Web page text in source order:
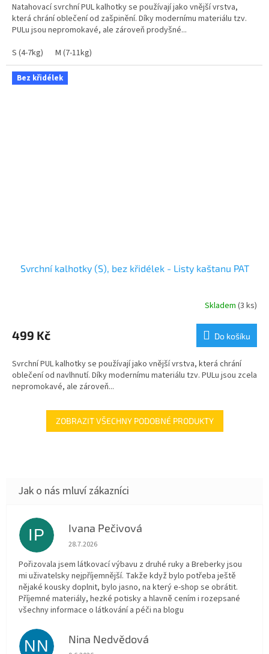
Natahovací svrchní PUL kalhotky se používají jako vnější vrstva,
která chrání oblečení od zašpinění. Díky modernímu materiálu tzv.
PULu jsou nepromokavé, ale zároveň prodyšné...
S (4-7kg)
M (7-11kg)
Bez křidélek
Svrchní kalhotky (S), bez křidélek - Listy kaštanu PAT
Skladem (3 ks)
499 Kč Do košíku
Svrchní PUL kalhotky se používají jako vnější vrstva, která chrání
oblečení od navlhnutí. Díky modernímu materiálu tzv. PULu jsou zcela
nepromokavé, ale zároveň...
ZOBRAZIT VŠECHNY PODOBNÉ PRODUKTY
IP Ivana Pečivová
Hodnocení obchodu je 5 z 5 hvězdiček.
28.7.2026
Pořizovala jsem látkovací výbavu z druhé ruky a Breberky jsou
mi uživatelsky nejpříjemnější. Takže když bylo potřeba ještě
nějaké kousky doplnit, bylo jasno, na který e-shop se obrátit.
Příjemné materiály, hezké potisky a hlavně cením i rozepsané
všechny informace o látkování a péči na blogu
NN Nina Nedvědová